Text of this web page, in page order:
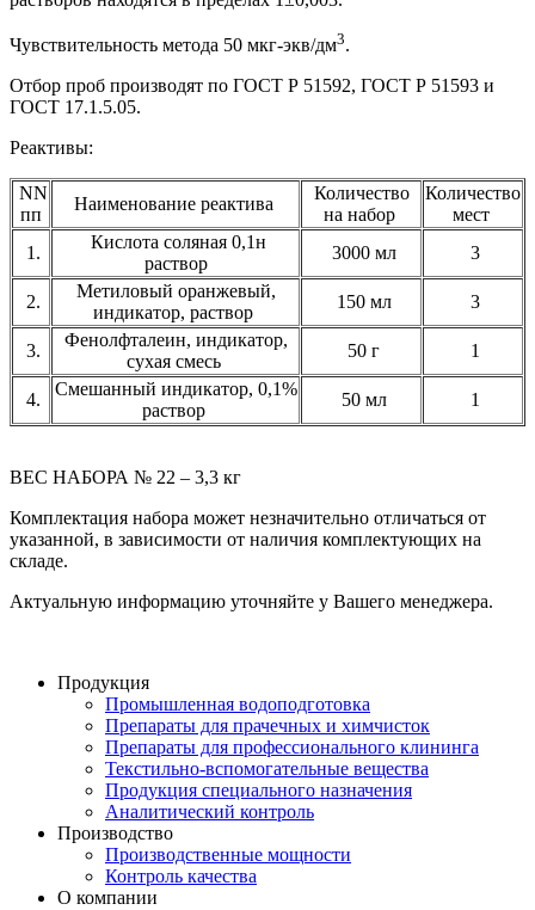
Чувствительность метода 50 мкг-экв/дм3.
Отбор проб производят по ГОСТ Р 51592, ГОСТ Р 51593 и
ГОСТ 17.1.5.05.
Реактивы:
NN
пп
Наименование реактива
Количество
на набор
Количество
мест
1.
Кислота соляная 0,1н
раствор
3000 мл 3
2.
Метиловый оранжевый,
индикатор, раствор
150 мл 3
3.
Фенолфталеин, индикатор,
сухая смесь
50 г 1
4.
Смешанный индикатор, 0,1%
раствор
50 мл 1
ВЕС НАБОРА № 22 – 3,3 кг
Комплектация набора может незначительно отличаться от
указанной, в зависимости от наличия комплектующих на
складе.
Актуальную информацию уточняйте у Вашего менеджера.
Продукция
Промышленная водоподготовка
Препараты для прачечных и химчисток
Препараты для профессионального клининга
Текстильно-вспомогательные вещества
Продукция специального назначения
Аналитический контроль
Производство
Производственные мощности
Контроль качества
О компании